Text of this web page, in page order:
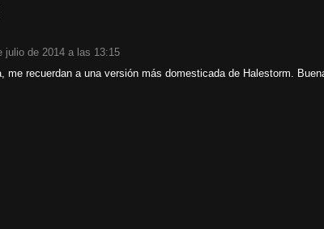
julio de 2014 a las 13:15
me recuerdan a una versión más domesticada de Halestorm.